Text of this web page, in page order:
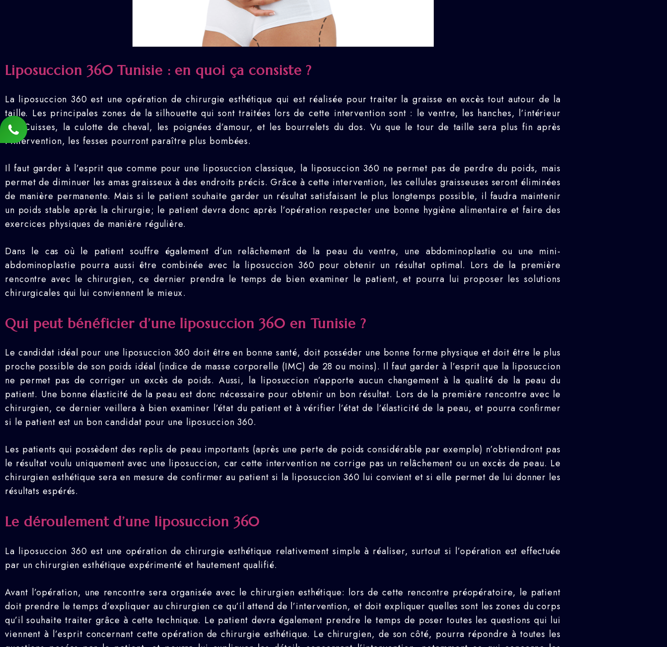
Liposuccion 360 Tunisie : en quoi ça consiste ?
La liposuccion 360 est une opération de chirurgie esthétique qui est réalisée pour traiter la graisse en excès tout autour de la
taille. Les principales zones de la silhouette qui sont traitées lors de cette intervention sont : le ventre, les hanches, l’intérieur
des Cuisses, la culotte de cheval, les poignées d’amour, et les bourrelets du dos. Vu que le tour de taille sera plus fin après
l’intervention, les fesses pourront paraître plus bombées.
Il faut garder à l’esprit que comme pour une liposuccion classique, la liposuccion 360 ne permet pas de perdre du poids, mais
permet de diminuer les amas graisseux à des endroits précis. Grâce à cette intervention, les cellules graisseuses seront éliminées
de manière permanente. Mais si le patient souhaite garder un résultat satisfaisant le plus longtemps possible, il faudra maintenir
un poids stable après la chirurgie; le patient devra donc après l’opération respecter une bonne hygiène alimentaire et faire des
exercices physiques de manière régulière.
Dans le cas où le patient souffre également d’un relâchement de la peau du ventre, une abdominoplastie ou une mini-
abdominoplastie pourra aussi être combinée avec la liposuccion 360 pour obtenir un résultat optimal. Lors de la première
rencontre avec le chirurgien, ce dernier prendra le temps de bien examiner le patient, et pourra lui proposer les solutions
chirurgicales qui lui conviennent le mieux.
Qui peut bénéficier d’une liposuccion 360 en Tunisie ?
Le candidat idéal pour une liposuccion 360 doit être en bonne santé, doit posséder une bonne forme physique et doit être le plus
proche possible de son poids idéal (indice de masse corporelle (IMC) de 28 ou moins). Il faut garder à l’esprit que la liposuccion
ne permet pas de corriger un excès de poids. Aussi, la liposuccion n’apporte aucun changement à la qualité de la peau du
patient. Une bonne élasticité de la peau est donc nécessaire pour obtenir un bon résultat. Lors de la première rencontre avec le
chirurgien, ce dernier veillera à bien examiner l’état du patient et à vérifier l’état de l’élasticité de la peau, et pourra confirmer
si le patient est un bon candidat pour une liposuccion 360.
Les patients qui possèdent des replis de peau importants (après une perte de poids considérable par exemple) n’obtiendront pas
le résultat voulu uniquement avec une liposuccion, car cette intervention ne corrige pas un relâchement ou un excès de peau. Le
chirurgien esthétique sera en mesure de confirmer au patient si la liposuccion 360 lui convient et si elle permet de lui donner les
résultats espérés.
Le déroulement d’une liposuccion 360
La liposuccion 360 est une opération de chirurgie esthétique relativement simple à réaliser, surtout si l’opération est effectuée
par un chirurgien esthétique expérimenté et hautement qualifié.
Avant l’opération, une rencontre sera organisée avec le chirurgien esthétique: lors de cette rencontre préopératoire, le patient
doit prendre le temps d’expliquer au chirurgien ce qu’il attend de l’intervention, et doit expliquer quelles sont les zones du corps
qu’il souhaite traiter grâce à cette technique. Le patient devra également prendre le temps de poser toutes les questions qui lui
viennent à l’esprit concernant cette opération de chirurgie esthétique. Le chirurgien, de son côté, pourra répondre à toutes les